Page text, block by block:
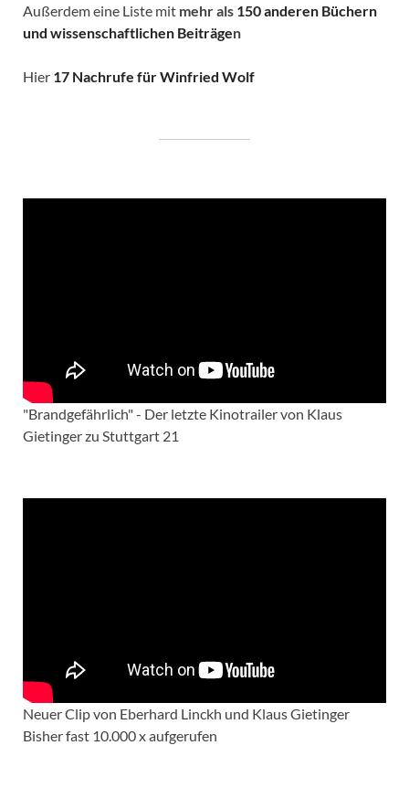
Außerdem eine Liste mit mehr als 150 anderen Büchern
und wissenschaftlichen Beiträgen
Hier 17 Nachrufe für Winfried Wolf
"Brandgefährlich" - Der letzte Kinotrailer von Klaus
Gietinger zu Stuttgart 21
Neuer Clip von Eberhard Linckh und Klaus Gietinger
Bisher fast 10.000 x aufgerufen